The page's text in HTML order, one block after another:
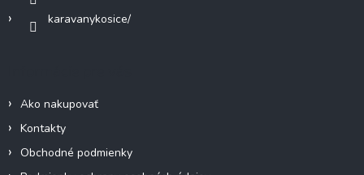
karavanykosice/
Ako nakupovať
Kontakty
Obchodné podmienky